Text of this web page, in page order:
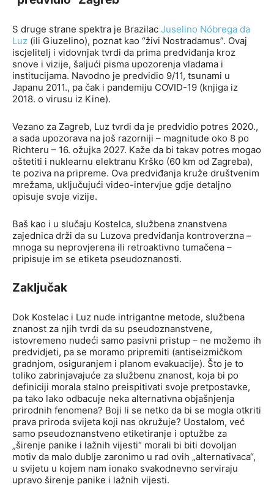
S druge strane spektra je Brazilac Juselino Nóbrega da
Luz (ili Giuzelino), poznat kao “živi Nostradamus”. Ovaj
iscjelitelj i vidovnjak tvrdi da prima predviđanja kroz
snove i vizije, šaljući pisma upozorenja vladama i
institucijama. Navodno je predvidio 9/11, tsunami u
Japanu 2011., pa čak i pandemiju COVID-19 (knjiga iz
2018. o virusu iz Kine).
Vezano za Zagreb, Luz tvrdi da je predvidio potres 2020.,
a sada upozorava na još razorniji – magnitude oko 8 po
Richteru – 16. ožujka 2027. Kaže da bi takav potres mogao
oštetiti i nuklearnu elektranu Krško (60 km od Zagreba),
te poziva na pripreme. Ova predviđanja kruže društvenim
mrežama, uključujući video-intervjue gdje detaljno
opisuje svoje vizije.
Baš kao i u slučaju Kostelca, službena znanstvena
zajednica drži da su Luzova predviđanja kontroverzna –
mnoga su neprovjerena ili retroaktivno tumačena –
pripisuje im se etiketa pseudoznanosti.
Zaključak
Dok Kostelac i Luz nude intrigantne metode, službena
znanost za njih tvrdi da su pseudoznanstvene,
istovremeno nudeći samo pasivni pristup – ne možemo ih
predvidjeti, pa se moramo pripremiti (antiseizmičkom
gradnjom, osiguranjem i planom evakuacije). Što je to
toliko zabrinjavajuće za službenu znanost, koja bi po
definiciji morala stalno preispitivati svoje pretpostavke,
pa tako lako odbacuje neka alternativna objašnjenja
prirodnih fenomena? Boji li se netko da bi se mogla otkriti
prava priroda svijeta koji nas okružuje? Uostalom, već
samo pseudoznanstveno etiketiranje i optužbe za
„širenje panike i lažnih vijesti“ morali bi biti dovoljan
motiv da malo dublje zaronimo u rad ovih „alternativaca“,
u svijetu u kojem nam ionako svakodnevno serviraju
upravo širenje panike i lažnih vijesti.